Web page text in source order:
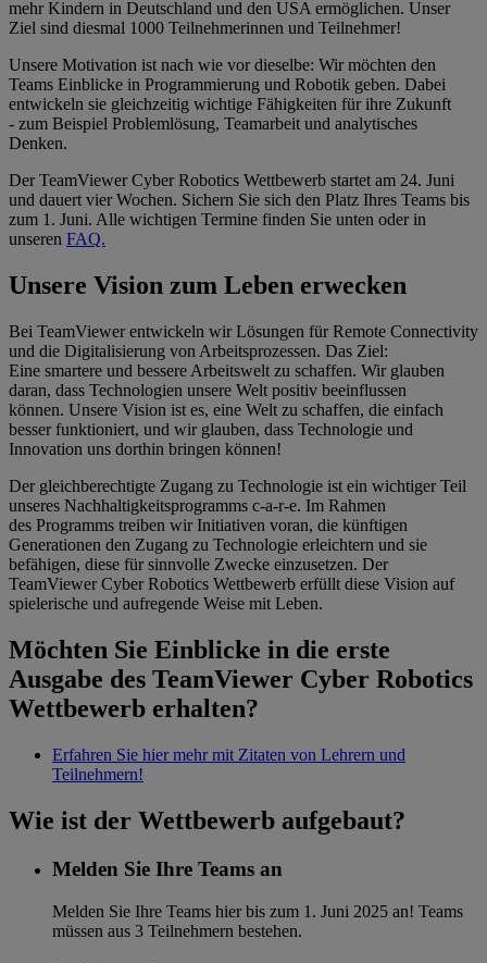
mehr Kindern in Deutschland und den USA ermöglichen. Unser
Ziel sind diesmal 1000 Teilnehmerinnen und Teilnehmer!​
Unsere Motivation ist nach wie vor dieselbe: Wir möchten den
Teams Einblicke in Programmierung und Robotik geben. Dabei
entwickeln sie gleichzeitig wichtige Fähigkeiten für ihre Zukunft
- zum Beispiel Problemlösung, Teamarbeit und analytisches
Denken.​
Der TeamViewer Cyber Robotics Wettbewerb startet am 24. Juni
und dauert vier Wochen. Sichern Sie sich den Platz Ihres Teams bis
zum 1. Juni. Alle wichtigen Termine finden Sie unten oder in
unseren FAQ.​
Unsere Vision zum Leben erwecken
Bei TeamViewer entwickeln wir Lösungen für Remote Connectivity
und die Digitalisierung von Arbeitsprozessen. Das Ziel:
Eine smartere und bessere Arbeitswelt zu schaffen. Wir glauben
daran, dass Technologien unsere Welt positiv beeinflussen
können. Unsere Vision ist es, eine Welt zu schaffen, die einfach
besser funktioniert, und wir glauben, dass Technologie und
Innovation uns dorthin bringen können!
Der gleichberechtigte Zugang zu Technologie ist ein wichtiger Teil
unseres Nachhaltigkeitsprogramms c-a-r-e. Im Rahmen
des Programms treiben wir Initiativen voran, die künftigen
Generationen den Zugang zu Technologie erleichtern und sie
befähigen, diese für sinnvolle Zwecke einzusetzen. Der
TeamViewer Cyber Robotics Wettbewerb erfüllt diese Vision auf
spielerische und aufregende Weise mit Leben.​
Möchten Sie Einblicke in die erste
Ausgabe des TeamViewer Cyber Robotics
Wettbewerb erhalten?
Erfahren Sie hier mehr mit Zitaten von Lehrern und
Teilnehmern!
Wie ist der Wettbewerb aufgebaut?
Melden Sie Ihre Teams an
Melden Sie Ihre Teams hier bis zum 1. Juni 2025 an! Teams
müssen aus 3 Teilnehmern bestehen.​